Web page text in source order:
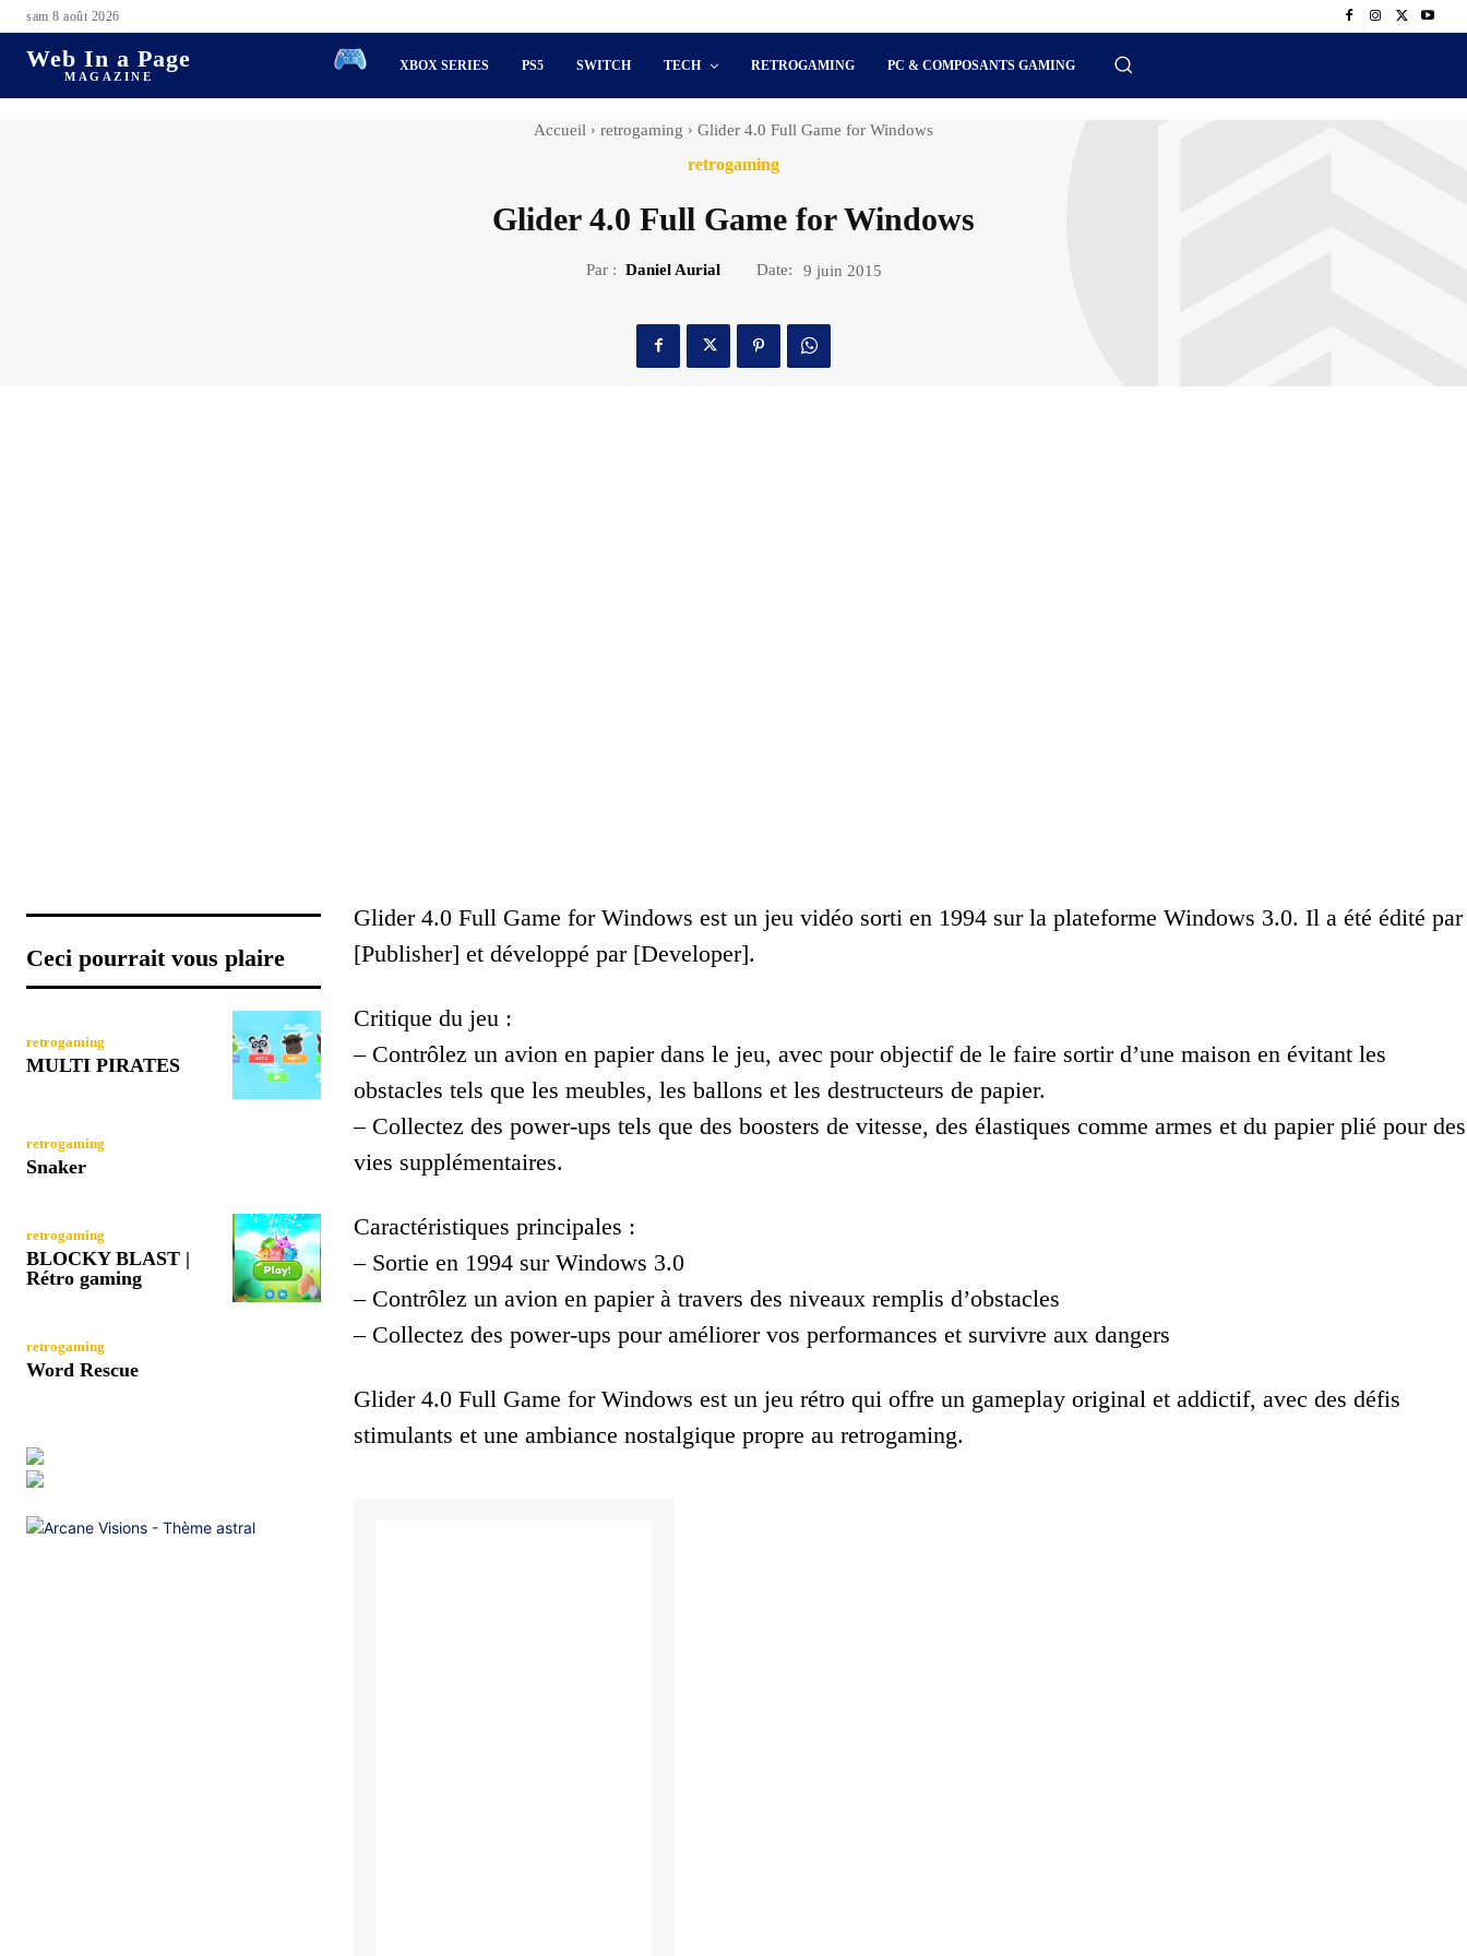
sam 8 août 2026
Web In a Page
MAGAZINE
XBOX SERIES PS5 SWITCH TECH RETROGAMING PC & COMPOSANTS GAMING
Accueil retrogaming Glider 4.0 Full Game for Windows
retrogaming
Glider 4.0 Full Game for Windows
Par : Daniel Aurial Date: 9 juin 2015
Ceci pourrait vous plaire
retrogaming
MULTI PIRATES
retrogaming
Snaker
retrogaming
BLOCKY BLAST |
Rétro gaming
retrogaming
Word Rescue
Glider 4.0 Full Game for Windows est un jeu vidéo sorti en 1994 sur la plateforme Windows 3.0. Il a été édité par
[Publisher] et développé par [Developer].
Critique du jeu :
– Contrôlez un avion en papier dans le jeu, avec pour objectif de le faire sortir d’une maison en évitant les
obstacles tels que les meubles, les ballons et les destructeurs de papier.
– Collectez des power-ups tels que des boosters de vitesse, des élastiques comme armes et du papier plié pour des
vies supplémentaires.
Caractéristiques principales :
– Sortie en 1994 sur Windows 3.0
– Contrôlez un avion en papier à travers des niveaux remplis d’obstacles
– Collectez des power-ups pour améliorer vos performances et survivre aux dangers
Glider 4.0 Full Game for Windows est un jeu rétro qui offre un gameplay original et addictif, avec des défis
stimulants et une ambiance nostalgique propre au retrogaming.